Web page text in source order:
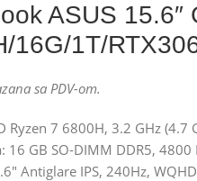
ASUS 15.6″
16G/1T/
sa PDV-om.
Ryzen 7 6800H, 3.2 GHz
16 GB SO-DIMM DDR5,
Antiglare IPS, 240Hz,